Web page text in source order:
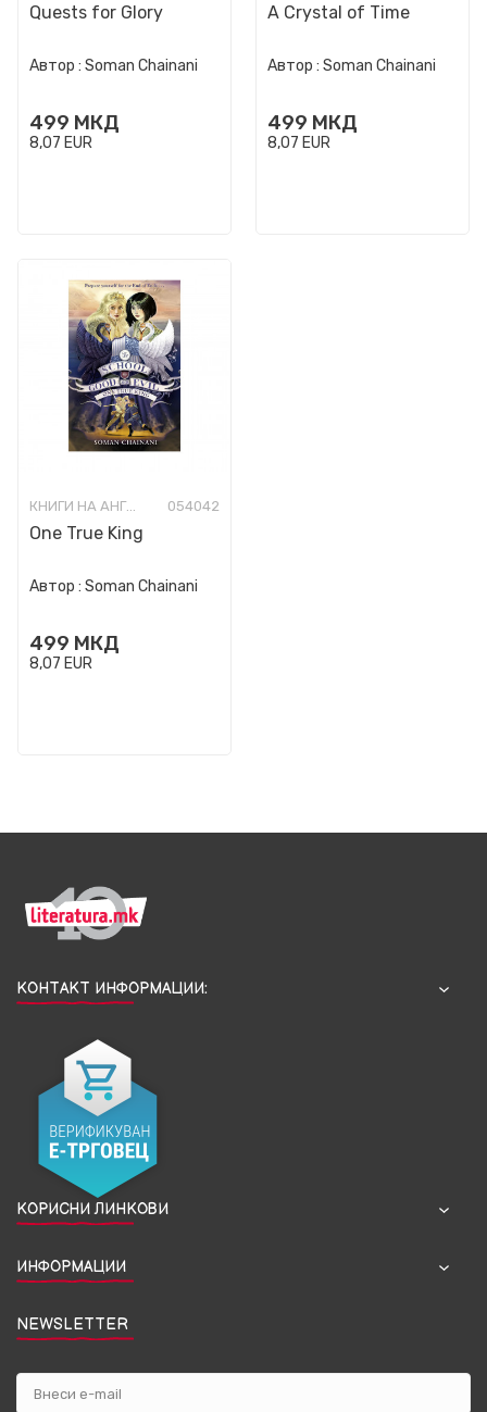
Quests for Glory
Автор : Soman Chainani
499 МКД
8,07 EUR
A Crystal of Time
Автор : Soman Chainani
499 МКД
8,07 EUR
КНИГИ НА АНГЛИСКИ ЈАЗИК 054042
One True King
Автор : Soman Chainani
499 МКД
8,07 EUR
КОНТАКТ ИНФОРМАЦИИ:
КОРИСНИ ЛИНКОВИ
ИНФОРМАЦИИ
NEWSLETTER